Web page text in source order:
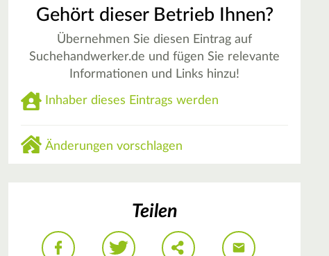
Gehört dieser Betrieb Ihnen?
Übernehmen Sie diesen Eintrag auf
Suchehandwerker.de und fügen Sie relevante
Informationen und Links hinzu!
Inhaber dieses Eintrags werden
Änderungen vorschlagen
Teilen